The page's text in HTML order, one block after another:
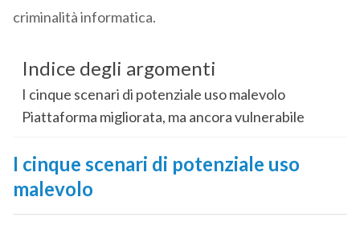
criminalità informatica.
Indice degli argomenti
I cinque scenari di potenziale uso malevolo
Piattaforma migliorata, ma ancora vulnerabile
I cinque scenari di potenziale uso
malevolo